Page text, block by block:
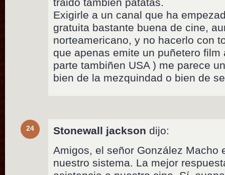
Exigirle a un canal que ha
gratuita bastante buena de cine,
norteamericano, y no hacerlo con
que apenas emite un puñetero
parte tambiñen USA ) me parece
bien de la mezquindad o bien de
24 Stonewall jackson dijo:
Amigos, el señor González Macho
nuestro sistema. La mejor